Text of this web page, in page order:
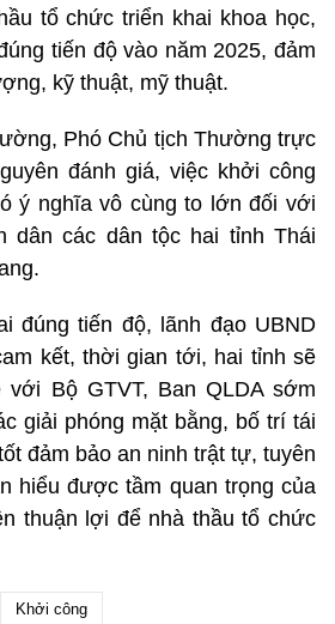
tổ chức triển khai khoa học,
tiến độ vào năm 2025, đảm
kỹ thuật, mỹ thuật.
Phó Chủ tịch Thường trực
đánh giá, việc khởi công
ý nghĩa vô cùng to lớn đối với
dân các dân tộc hai tỉnh Thái
đúng tiến độ, lãnh đạo UBND
kết, thời gian tới, hai tỉnh sẽ
với Bộ GTVT, Ban QLDA sớm
giải phóng mặt bằng, bố trí tái
đảm bảo an ninh trật tự, tuyên
hiểu được tầm quan trọng của
thuận lợi để nhà thầu tổ chức
Khởi công